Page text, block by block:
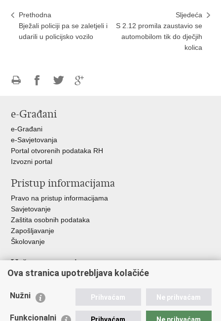
Prethodna
Bježali policiji pa se zaletjeli i
udarili u policijsko vozilo
Sljedeća
S 2.12 promila zaustavio se
automobilom tik do dječjih
kolica
FacebookuTwitteru
e-Građani
e-Građani
e-Savjetovanja
Portal otvorenih podataka RH
Izvozni portal
Pristup informacijama
Pravo na pristup informacijama
Savjetovanje
Zaštita osobnih podataka
Zapošljavanje
Školovanje
Važne poveznice
Ministarstvo unutarnjih poslova
Udruge
Ova stranica upotrebljava kolačiće
Nužni Prihvaćam Ne prihvaćam
Funkcionalni Prihvaćam Ne prihvaćam